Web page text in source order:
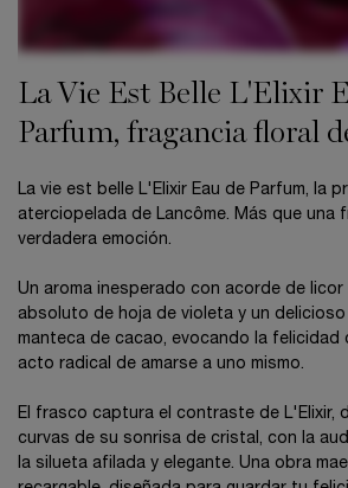
La Vie Est Belle L'Elixir
Parfum, fragancia floral
La vie est belle L'Elixir Eau de Parfum, la
aterciopelada de Lancôme. Más que una
verdadera emoción. ​
Un aroma inesperado con acorde de licor
absoluto de hoja de violeta y un
manteca de cacao, evocando la felicidad
acto radical de amarse a uno mismo.​
El frasco captura el contraste de L'Elixir,
curvas de su sonrisa de cristal, con la
la silueta afilada y elegante. Una obra